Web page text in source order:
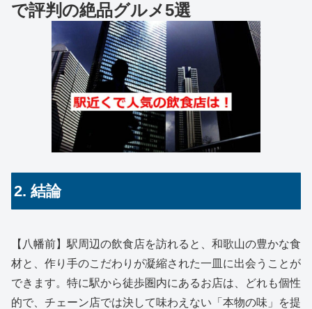
で評判の絶品グルメ5選
2. 結論
【八幡前】駅周辺の飲食店を訪れると、和歌山の豊かな食
材と、作り手のこだわりが凝縮された一皿に出会うことが
できます。特に駅から徒歩圏内にあるお店は、どれも個性
的で、チェーン店では決して味わえない「本物の味」を提